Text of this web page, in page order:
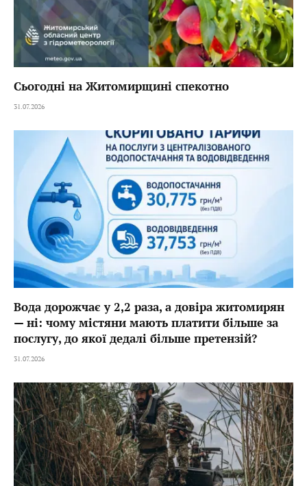
Сьогодні на Житомирщині спекотно
31.07.2026
Вода дорожчає у 2,2 раза, а довіра житомирян
— ні: чому містяни мають платити більше за
послугу, до якої дедалі більше претензій?
31.07.2026